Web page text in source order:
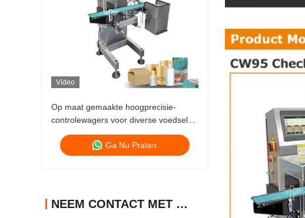
Video
Op maat gemaakte hoogprecisie-
controlewagers voor diverse voedsel-
en gezondheidsproducten
Verpakkingszakken / potten / flessen
Ga Nu Praten.
NEEM CONTACT MET ONS OP